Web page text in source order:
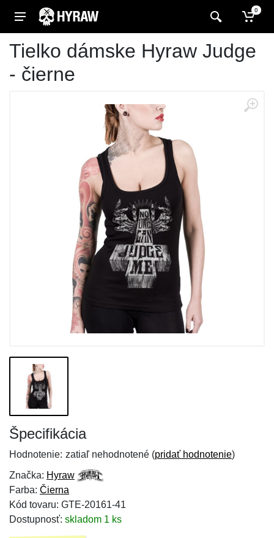
0
Tielko dámske Hyraw Judge
- čierne
Špecifikácia
Hodnotenie: zatiaľ nehodnotené (pridať hodnotenie)
Značka: Hyraw
Farba: Čierna
Kód tovaru: GTE-20161-41
Dostupnosť: skladom 1 ks